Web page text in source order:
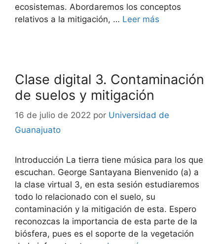
ecosistemas. Abordaremos los conceptos
relativos a la mitigación, … Leer más
Clase digital 3. Contaminación
de suelos y mitigación
16 de julio de 2022 por Universidad de
Guanajuato
Introducción La tierra tiene música para los que
escuchan. George Santayana Bienvenido (a) a
la clase virtual 3, en esta sesión estudiaremos
todo lo relacionado con el suelo, su
contaminación y la mitigación de esta. Espero
reconozcas la importancia de esta parte de la
biósfera, pues es el soporte de la vegetación